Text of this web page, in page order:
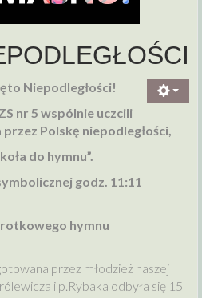
Niepodległości!
nr 5 wspólnie uczcili
Polskę niepodległości,
do hymnu”.
godz. 11:11
hymnu
przez młodzież naszej
i p.Rybaka odbyła się 15